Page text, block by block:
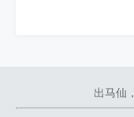
出马仙